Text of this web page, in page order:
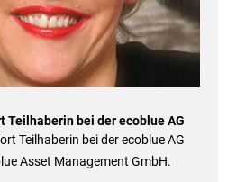
Teilhaberin bei der ecoblue AG
Teilhaberin bei der ecoblue AG
Asset Management GmbH.